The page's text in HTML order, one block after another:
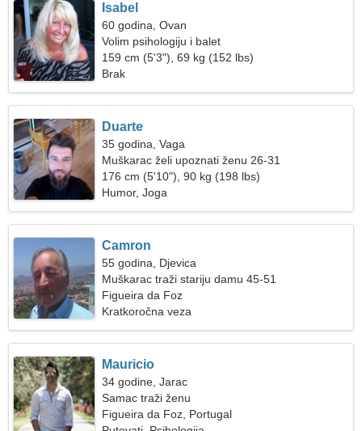
Isabel
60 godina, Ovan
Volim psihologiju i balet
159 cm (5'3"), 69 kg (152 lbs)
Brak
Duarte
35 godina, Vaga
Muškarac želi upoznati ženu 26-31
176 cm (5'10"), 90 kg (198 lbs)
Humor, Joga
Camron
55 godina, Djevica
Muškarac traži stariju damu 45-51
Figueira da Foz
Kratkoročna veza
Mauricio
34 godine, Jarac
Samac traži ženu
Figueira da Foz, Portugal